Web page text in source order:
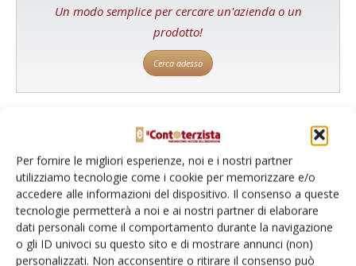
Per fornire le migliori esperienze, noi e i nostri partner
utilizziamo tecnologie come i cookie per memorizzare e/o
accedere alle informazioni del dispositivo. Il consenso a queste
tecnologie permetterà a noi e ai nostri partner di elaborare
dati personali come il comportamento durante la navigazione
o gli ID univoci su questo sito e di mostrare annunci (non)
personalizzati. Non acconsentire o ritirare il consenso può
Un modo semplice per cercare un'azienda o un
prodotto!
Cerca adesso
L'Esperto risponde
I consigli di Terra e Vita agli agricoltori
Cerca adesso